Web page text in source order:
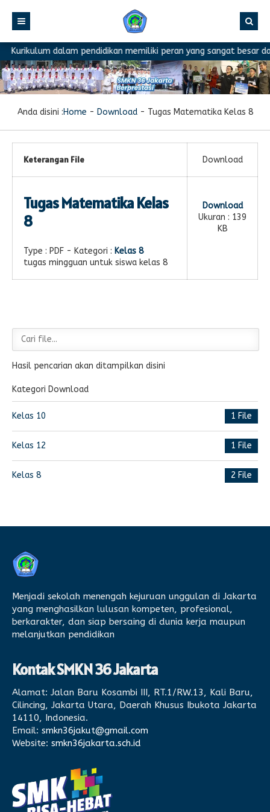
Kurikulum dalam pendidikan memiliki peran yang sangat besar
Anda disini :Home - Download- Tugas Matematika Kelas 8
Keterangan File Download
Tugas Matematika Kelas
8
Type : PDF - Kategori : Kelas 8
tugas mingguan untuk siswa kelas 8
Download
Ukuran : 139
KB
Hasil pencarian akan ditampilkan disini
Kategori Download
Kelas 10 1 File
Kelas 12 1 File
Kelas 8 2 File
Menjadi sekolah menengah kejuruan unggulan di Jakarta
yang menghasilkan lulusan kompeten, profesional,
berkarakter, dan siap bersaing di dunia kerja maupun
melanjutkan pendidikan
Kontak SMKN 36 Jakarta
Alamat: Jalan Baru Kosambi III, RT.1/RW.13, Kali Baru,
Cilincing, Jakarta Utara, Daerah Khusus Ibukota Jakarta
14110, Indonesia.
Email: smkn36jakut@gmail.com
Website: smkn36jakarta.sch.id